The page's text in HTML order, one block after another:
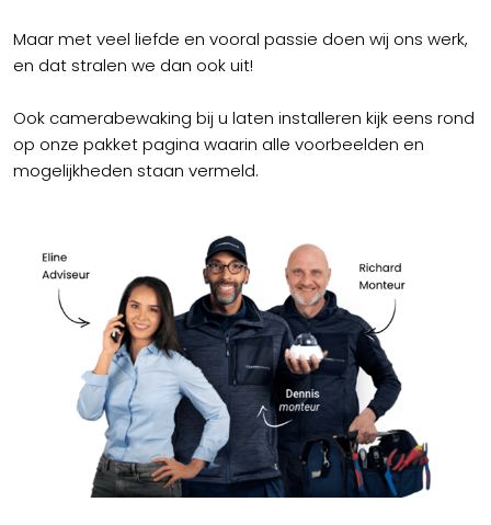
Maar met veel liefde en vooral passie doen wij ons werk,
en dat stralen we dan ook uit!
Ook camerabewaking bij u laten installeren kijk eens rond
op onze pakket pagina waarin alle voorbeelden en
mogelijkheden staan vermeld.